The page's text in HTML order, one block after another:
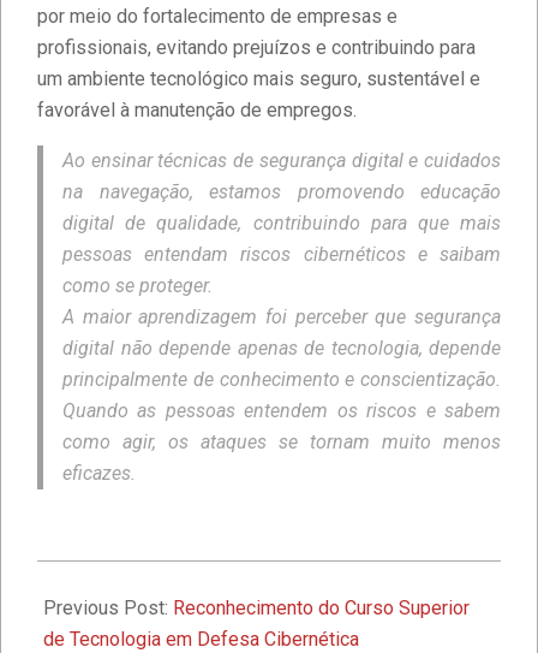
por meio do fortalecimento de empresas e
profissionais, evitando prejuízos e contribuindo para
um ambiente tecnológico mais seguro, sustentável e
favorável à manutenção de empregos.
Ao ensinar técnicas de segurança digital e cuidados
na navegação, estamos promovendo educação
digital de qualidade, contribuindo para que mais
pessoas entendam riscos cibernéticos e saibam
como se proteger.
A maior aprendizagem foi perceber que segurança
digital não depende apenas de tecnologia, depende
principalmente de conhecimento e conscientização.
Quando as pessoas entendem os riscos e sabem
como agir, os ataques se tornam muito menos
eficazes.
06-
16
Previous Post: Reconhecimento do Curso Superior
de Tecnologia em Defesa Cibernética
desenvolvem site dedicado à
Educação Digital
Diversidade e Inclusão na Faculdade
Faculdade IBPTECH: Transformando
Futuros através da Educação de
Faculdade IBPTECH e SBSeg 2023
1º Seminário de Defesa Cibernética e
A Faculdade Ibptech: o Ponto de
Tecnológico